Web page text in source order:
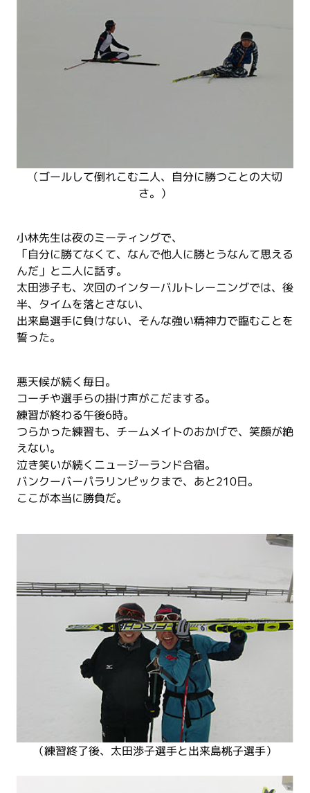
（ゴールして倒れこむ二人、自分に勝つことの大切
さ。）
小林先生は夜のミーティングで、
「自分に勝てなくて、なんで他人に勝とうなんて思える
んだ」と二人に話す。
太田渉子も、次回のインターバルトレーニングでは、後
半、タイムを落とさない、
出来島選手に負けない、そんな強い精神力で臨むことを
誓った。
悪天候が続く毎日。
コーチや選手らの掛け声がこだまする。
練習が終わる午後6時。
つらかった練習も、チームメイトのおかげで、笑顔が絶
えない。
泣き笑いが続くニュージーランド合宿。
バンクーバーパラリンピックまで、あと210日。
ここが本当に勝負だ。
（練習終了後、太田渉子選手と出来島桃子選手）